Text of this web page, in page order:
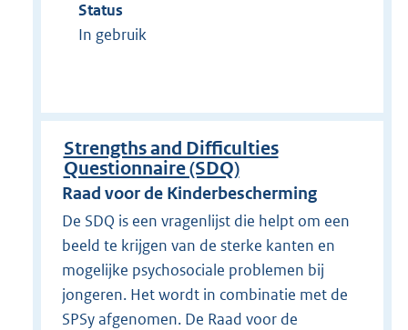
Status
In gebruik
Strengths and Difficulties
Questionnaire (SDQ)
Raad voor de Kinderbescherming
De SDQ is een vragenlijst die helpt om een
beeld te krijgen van de sterke kanten en
mogelijke psychosociale problemen bij
jongeren. Het wordt in combinatie met de
SPSy afgenomen. De Raad voor de